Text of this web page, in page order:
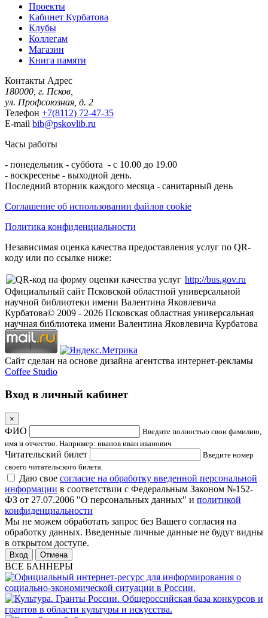
Проекты
Кабинет Курбатова
Клубы
Коллегам
Магазин
Книга памяти
Контакты Адрес
180000, г. Псков,
ул. Профсоюзная, д. 2
Телефон +7(8112) 72-47-35
E-mail bib@pskovlib.ru
Часы работы
- понедельник - суббота - с 10.00 до 19.00
- воскресенье - выходной день.
Последний вторник каждого месяца - санитарный день
Соглашение об использовании файлов cookie
Политика конфиденциальности
Независимая оценка качества предоставления услуг по QR-
коду или по ссылке ниже:
http://bus.gov.ru
Официальный сайт Псковской областной универсальной
научной библиотеки имени Валентина Яковлевича
Курбатова© 2009 - 2026 Псковская областная универсальная
научная библиотека имени Валентина Яковлевича Курбатова
Сайт сделан на основе дизайна агентства интернет-рекламы
Coffee Studio
Вход в личный кабинет
×
ФИО
Введите полностью свои фамилию,
имя и отчество. Например: иванов иван иванович
Читательский билет
Введите номер
своего читательского билета.
Даю свое согласие на обработку введенной персональной
информации в соответствии с Федеральным Законом №152-
ФЗ от 27.07.2006 "О персональных данных" и политикой
конфиденциальности
Мы не можем обработать запрос без Вашего согласия на
обработку данных. Введенные личные данные не будут видны
в открытом доступе.
Отмена
ВСЕ БАННЕРЫ